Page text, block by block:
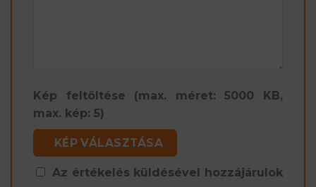
Kép feltöltése (max. méret: 5000 KB,
max. kép: 5)
KÉP VÁLASZTÁSA
Az értékelés küldésével hozzájárulok